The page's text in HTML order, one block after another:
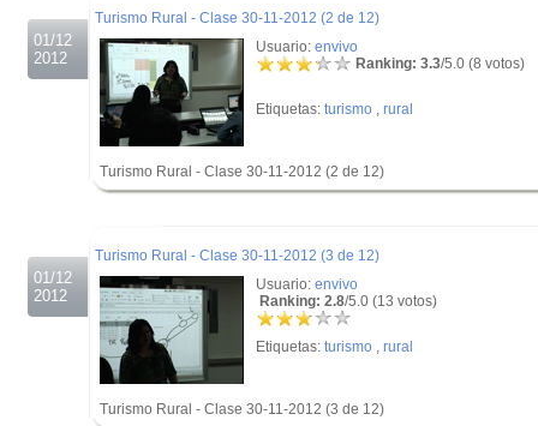
01/12
2012
Turismo Rural - Clase 30-11-2012 (2 de 12)
Usuario: envivo
Ranking: 3.3/5.0 (8 votos)
Etiquetas: turismo , rural
Turismo Rural - Clase 30-11-2012 (2 de 12)
01/12
2012
Turismo Rural - Clase 30-11-2012 (3 de 12)
Usuario: envivo
Ranking: 2.8/5.0 (13 votos)
Etiquetas: turismo , rural
Turismo Rural - Clase 30-11-2012 (3 de 12)